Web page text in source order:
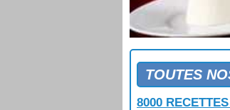
TOUTES
8000
TERRINE DE
TERRINE
TIMBALE DE
TIRAMISU AUX
TOASTS A
TOURTE A LA